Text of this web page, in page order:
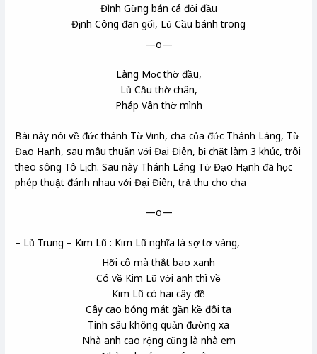
Đình Gừng bán cá đội đầu
Định Công đan gối, Lủ Cầu bánh trong
—o—
Làng Mọc thờ đầu,
Lủ Cầu thờ chân,
Pháp Vân thờ mình
Bài này nói về đức thánh Từ Vinh, cha của đức Thánh Láng, Từ
Đạo Hạnh, sau mâu thuẫn với Đại Điên, bị chặt làm 3 khúc, trôi
theo sông Tô Lịch. Sau này Thánh Láng Từ Đạo Hạnh đã học
phép thuật đánh nhau với Đại Điên, trả thu cho cha
—o—
– Lủ Trung – Kim Lũ : Kim Lũ nghĩa là sợ tơ vàng,
Hỡi cô mà thắt bao xanh
Có về Kim Lũ với anh thì về
Kim Lũ có hai cây đề
Cây cao bóng mát gần kề đôi ta
Tình sâu không quản đường xa
Nhà anh cao rộng cũng là nhà em